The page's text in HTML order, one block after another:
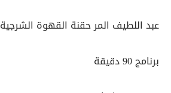
عبد اللطيف المر حقنة القهوة الشرجية
برنامج 90 دقيقة